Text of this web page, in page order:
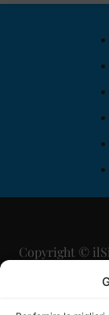
Copyright ©